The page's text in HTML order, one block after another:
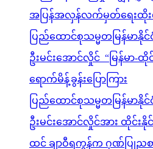
အပြန်အလှန်လက်မှတ်ရေး
ပြည်ထောင်စုသမ္မတမြန်မာနို
ဦးမင်းအောင်လှိုင် “မြန်မာ-
ရောက်မိန့်ခွန်းပြောကြား
ပြည်ထောင်စုသမ္မတမြန်မာနို
ဦးမင်းအောင်လှိုင်အား ထိုင်းနို
ထင် ချာဝီရကွန်က ဂုဏ်ပြုညစ